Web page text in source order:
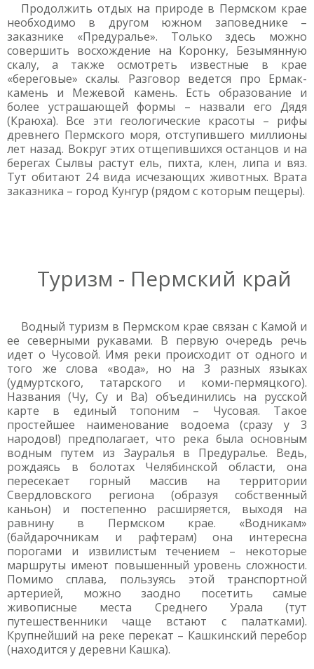
Продолжить отдых на природе в Пермском крае
необходимо в другом южном заповеднике –
заказнике «Предуралье». Только здесь можно
совершить восхождение на Коронку, Безымянную
скалу, а также осмотреть известные в крае
«береговые» скалы. Разговор ведется про Ермак-
камень и Межевой камень. Есть образование и
более устрашающей формы – назвали его Дядя
(Краюха). Все эти геологические красоты – рифы
древнего Пермского моря, отступившего миллионы
лет назад. Вокруг этих отщепившихся останцов и на
берегах Сылвы растут ель, пихта, клен, липа и вяз.
Тут обитают 24 вида исчезающих животных. Врата
заказника – город Кунгур (рядом с которым пещеры).
Туризм - Пермский край
Водный туризм в Пермском крае связан с Камой и
ее северными рукавами. В первую очередь речь
идет о Чусовой. Имя реки происходит от одного и
того же слова «вода», но на 3 разных языках
(удмуртского, татарского и коми-пермяцкого).
Названия (Чу, Су и Ва) объединились на русской
карте в единый топоним – Чусовая. Такое
простейшее наименование водоема (сразу у 3
народов!) предполагает, что река была основным
водным путем из Зауралья в Предуралье. Ведь,
рождаясь в болотах Челябинской области, она
пересекает горный массив на территории
Свердловского региона (образуя собственный
каньон) и постепенно расширяется, выходя на
равнину в Пермском крае. «Водникам»
(байдарочникам и рафтерам) она интересна
порогами и извилистым течением – некоторые
маршруты имеют повышенный уровень сложности.
Помимо сплава, пользуясь этой транспортной
артерией, можно заодно посетить самые
живописные места Среднего Урала (тут
путешественники чаще встают с палатками).
Крупнейший на реке перекат – Кашкинский перебор
(находится у деревни Кашка).